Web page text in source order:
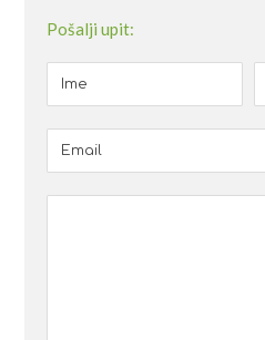
Pošalji upit: